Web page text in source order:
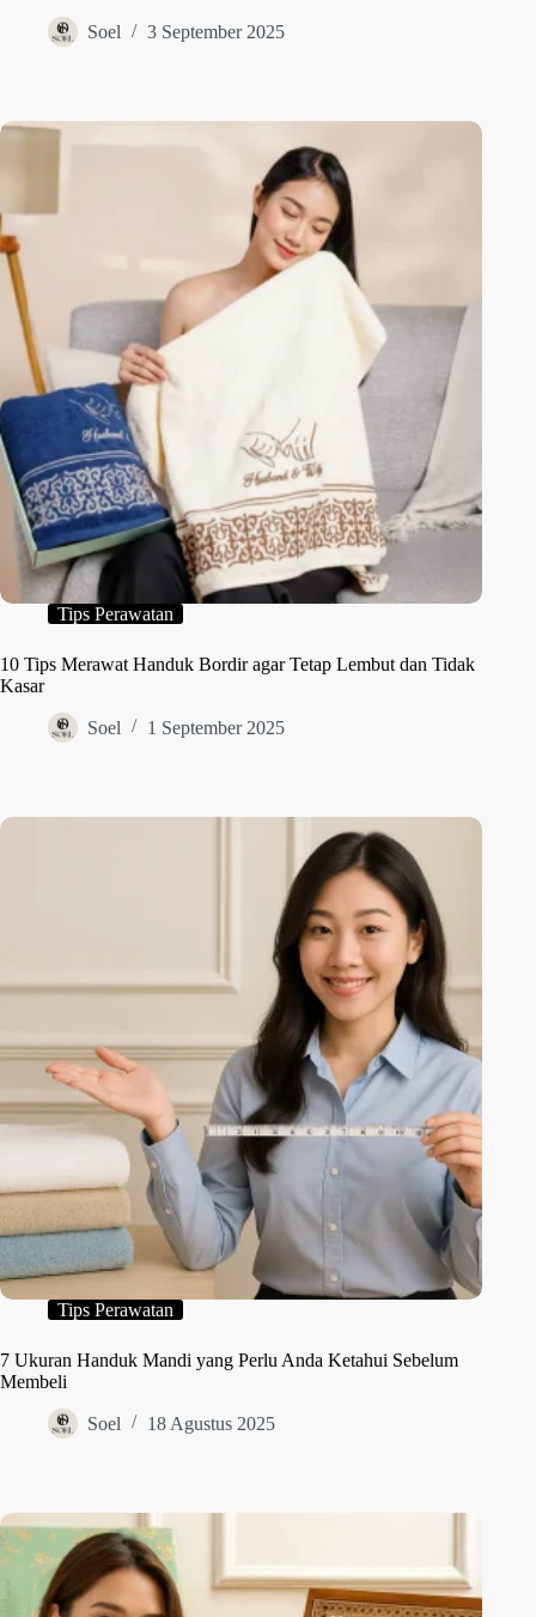
Soel 3 September 2025
Tips Perawatan
10 Tips Merawat Handuk Bordir agar Tetap Lembut dan Tidak
Kasar
Soel 1 September 2025
Tips Perawatan
7 Ukuran Handuk Mandi yang Perlu Anda Ketahui Sebelum
Membeli
Soel 18 Agustus 2025